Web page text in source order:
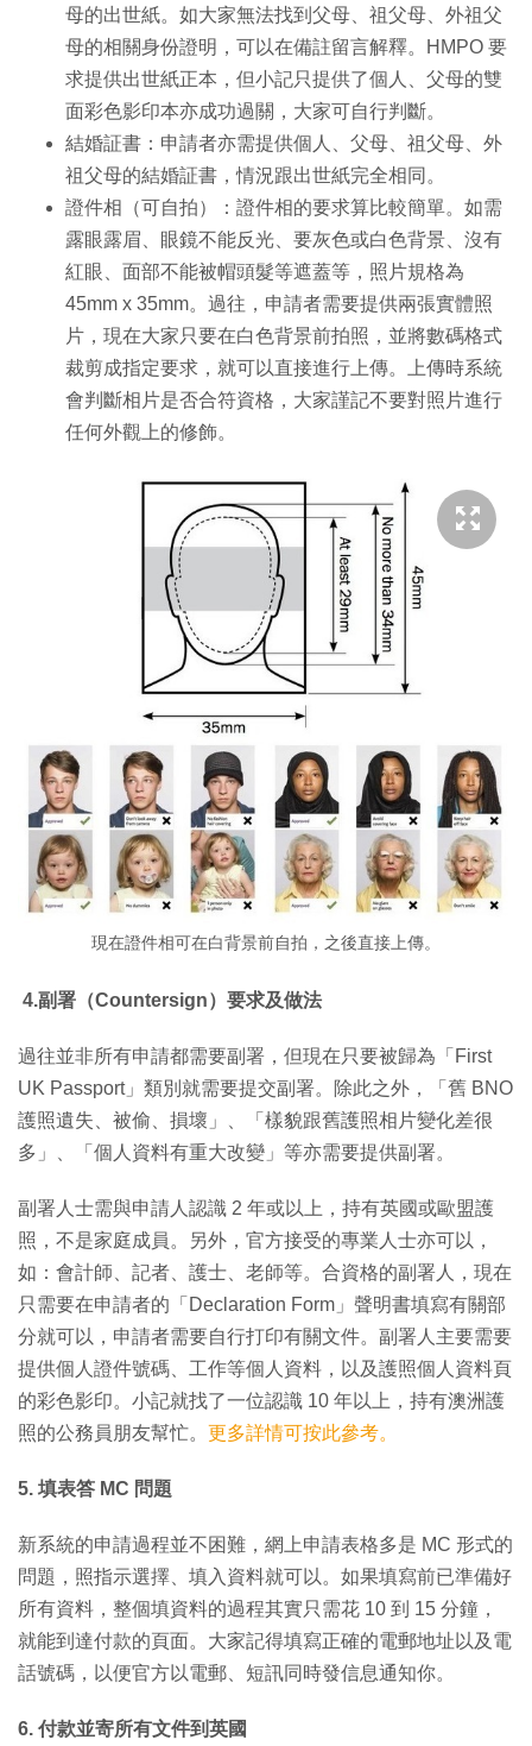
母的出世紙。如大家無法找到父母、祖父母、外祖父
母的相關身份證明，可以在備註留言解釋。HMPO 要
求提供出世紙正本，但小記只提供了個人、父母的雙
面彩色影印本亦成功過關，大家可自行判斷。
結婚証書：申請者亦需提供個人、父母、祖父母、外
祖父母的結婚証書，情況跟出世紙完全相同。
證件相（可自拍）：證件相的要求算比較簡單。如需
露眼露眉、眼鏡不能反光、要灰色或白色背景、沒有
紅眼、面部不能被帽頭髮等遮蓋等，照片規格為
45mm x 35mm。過往，申請者需要提供兩張實體照
片，現在大家只要在白色背景前拍照，並將數碼格式
裁剪成指定要求，就可以直接進行上傳。上傳時系統
會判斷相片是否合符資格，大家謹記不要對照片進行
任何外觀上的修飾。
現在證件相可在白背景前自拍，之後直接上傳。
4.副署（Countersign）要求及做法
過往並非所有申請都需要副署，但現在只要被歸為「First
UK Passport」類別就需要提交副署。除此之外，「舊 BNO
護照遺失、被偷、損壞」、「樣貌跟舊護照相片變化差很
多」、「個人資料有重大改變」等亦需要提供副署。
副署人士需與申請人認識 2 年或以上，持有英國或歐盟護
照，不是家庭成員。另外，官方接受的專業人士亦可以，
如：會計師、記者、護士、老師等。合資格的副署人，現在
只需要在申請者的「Declaration Form」聲明書填寫有關部
分就可以，申請者需要自行打印有關文件。副署人主要需要
提供個人證件號碼、工作等個人資料，以及護照個人資料頁
的彩色影印。小記就找了一位認識 10 年以上，持有澳洲護
照的公務員朋友幫忙。 更多詳情可按此參考。
5. 填表答 MC 問題
新系統的申請過程並不困難，網上申請表格多是 MC 形式的
問題，照指示選擇、填入資料就可以。如果填寫前已準備好
所有資料，整個填資料的過程其實只需花 10 到 15 分鐘，
就能到達付款的頁面。大家記得填寫正確的電郵地址以及電
話號碼，以便官方以電郵、短訊同時發信息通知你。
6. 付款並寄所有文件到英國